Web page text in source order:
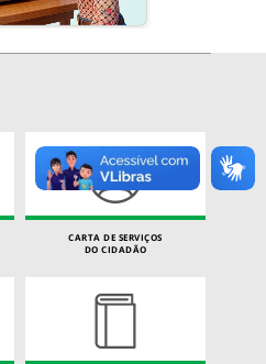
CARTA DE SERVIÇOS
DO CIDADÃO